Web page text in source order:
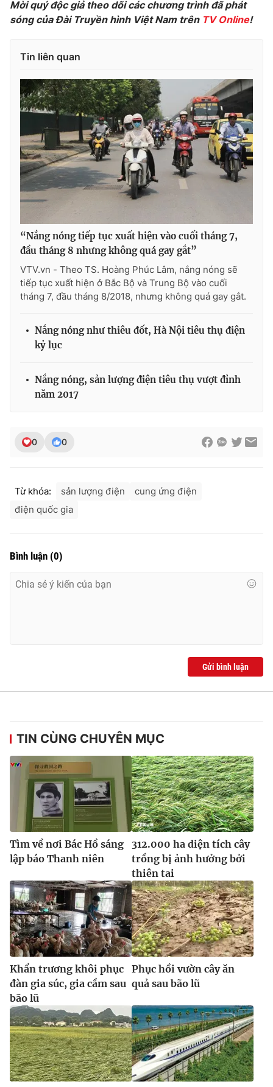
Ðiện thoại Thời báo VTV: 024.66 897 897
Email: toasoan@vtv.vn
® Cấm sao chép dưới mọi hình thức nếu không có sự chấp
thuận bằng văn bản. Ghi rõ nguồn VTV.vn khi phát hành lại
thông tin từ website này.
Mời quý độc giả theo dõi các chương trình đã phát
sóng của Đài Truyền hình Việt Nam trên TV Online!
Tin liên quan
“Nắng nóng tiếp tục xuất hiện vào cuối tháng 7,
đầu tháng 8 nhưng không quá gay gắt”
VTV.vn - Theo TS. Hoàng Phúc Lâm, nắng nóng sẽ
tiếp tục xuất hiện ở Bắc Bộ và Trung Bộ vào cuối
tháng 7, đầu tháng 8/2018, nhưng không quá gay gắt.
Nắng nóng như thiêu đốt, Hà Nội tiêu thụ điện
kỷ lục
Nắng nóng, sản lượng điện tiêu thụ vượt đỉnh
năm 2017
0 0
Từ khóa: sản lượng điện
cung ứng điện
điện quốc gia
Bình luận (0)
Gửi bình luận
TIN CÙNG CHUYÊN MỤC
Tìm về nơi Bác Hồ sáng
lập báo Thanh niên
312.000 ha diện tích cây
trồng bị ảnh hưởng bởi
thiên tai
Khẩn trương khôi phục
đàn gia súc, gia cầm sau
bão lũ
Phục hồi vườn cây ăn
quả sau bão lũ